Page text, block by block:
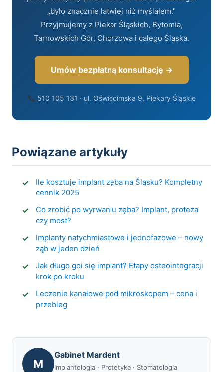
„było znacznie łatwiej niż myślałem."
Przyjmujemy z Piekar Śląskich, Bytomia,
Tarnowskich Gór, Chorzowa i całego Śląska.
Umów bezpłatną konsultację →
510 105 131 · ul. Oświęcimska 9, Piekary Śląskie
Powiązane artykuły
Ile kosztuje implant zęba na Śląsku? Kompletny
cennik 2025
Co zrobić po wyrwaniu zęba? Implant, proteza
czy most?
Implanty natychmiastowe i jednofazowe – nowy
ząb w jeden dzień
Jak długo goi się implant? Etapy osteointegracji
krok po kroku
Leczenie kanałowe pod mikroskopem – cena i
przebieg
M
Gabinet Mardent
Implantologia · Protetyka · Stomatologia